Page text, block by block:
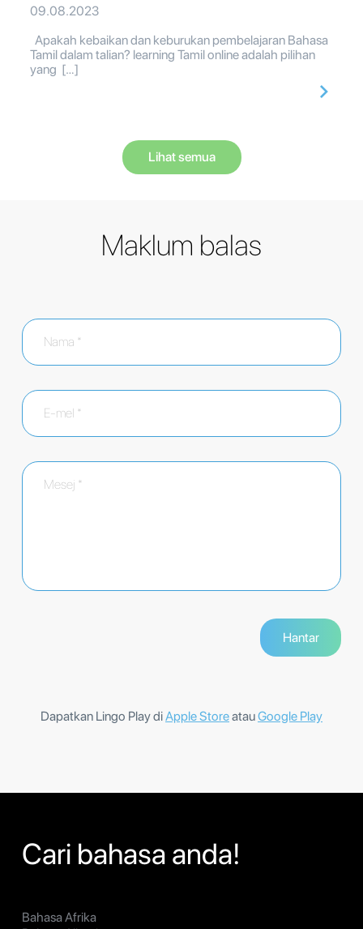
09.08.2023
Apakah kebaikan dan keburukan pembelajaran Bahasa
Tamil dalam talian? learning Tamil online adalah pilihan
yang […]
Lihat semua
Maklum balas
Dapatkan Lingo Play diApple StoreatauGoogle Play
Cari bahasa anda!
Bahasa Afrika